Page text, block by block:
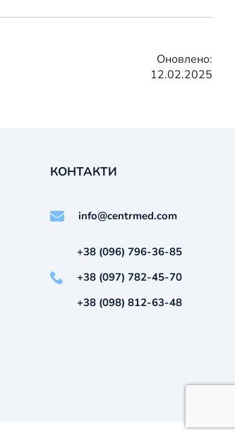
Оновлено:
12.02.2025
КОНТАКТИ
info@centrmed.com
+38 (096) 796-36-85
+38 (097) 782-45-70
+38 (098) 812-63-48